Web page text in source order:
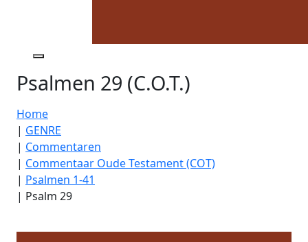
Psalmen 29 (C.O.T.)
Home
| GENRE
| Commentaren
| Commentaar Oude Testament (COT)
| Psalmen 1-41
| Psalm 29